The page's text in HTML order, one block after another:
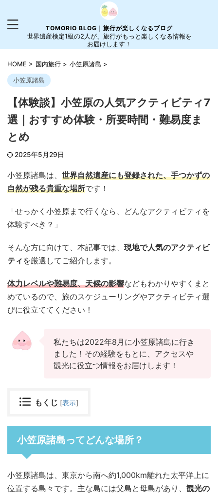
TOMORIO BLOG｜旅行が楽しくなるブログ
世界遺産検定1級の2人が、旅行がもっと楽しくなる情報を
お届けします！
HOME > 国内旅行 > 小笠原諸島 >
小笠原諸島
【体験談】小笠原の人気アクティビティ7
選｜おすすめ体験・所要時間・難易度ま
とめ
2025年5月29日
小笠原諸島は、 世界自然遺産にも登録された、手つかずの
自然が残る貴重な場所です！
「せっかく小笠原まで行くなら、どんなアクティビティを
体験すべき？」
そんな方に向けて、本記事では、 現地で人気のアクティビ
ティ を厳選してご紹介します。
体力レベルや難易度、天候の影響などもわかりやすくまと
めているので、旅のスケジューリングやアクティビティ選
びに役立ててください！
私たちは2022年8月に小笠原諸島に行き
ました！その経験をもとに、アクセスや
観光に役立つ情報をお届けします！
もくじ [表示]
小笠原諸島ってどんな場所？
小笠原諸島は、東京から南へ約1,000km離れた太平洋上に
位置する島々です。主な島には父島と母島があり、 観光の